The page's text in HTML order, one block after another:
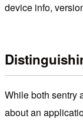
device info,
While both sentry
about an